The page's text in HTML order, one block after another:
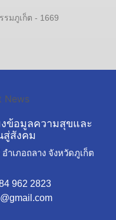
มภูเก็ต - 1669
งข้อมูลความสุขและ
สู่สังคม
ำเภอถลาง จังหวัดภูเก็ต
962 2823